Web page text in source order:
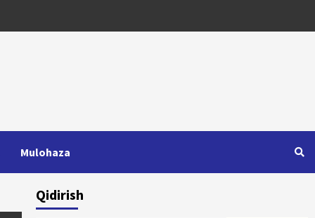
Mulohaza
Qidirish